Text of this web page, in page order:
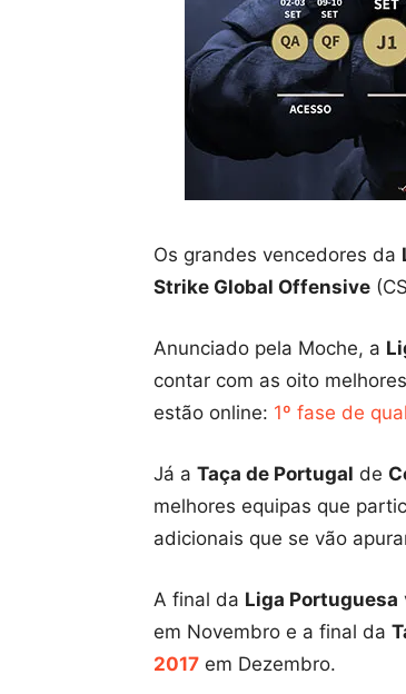
Os grandes vencedores da
Strike Global Offensive
Anunciado pela Moche, a
contar com as oito
estão online: 1º fase de
Já a Taça de Portugal de
melhores equipas que
adicionais que se vão
A final da Liga Portuguesa
em Novembro e a final da
2017 em Dezembro.